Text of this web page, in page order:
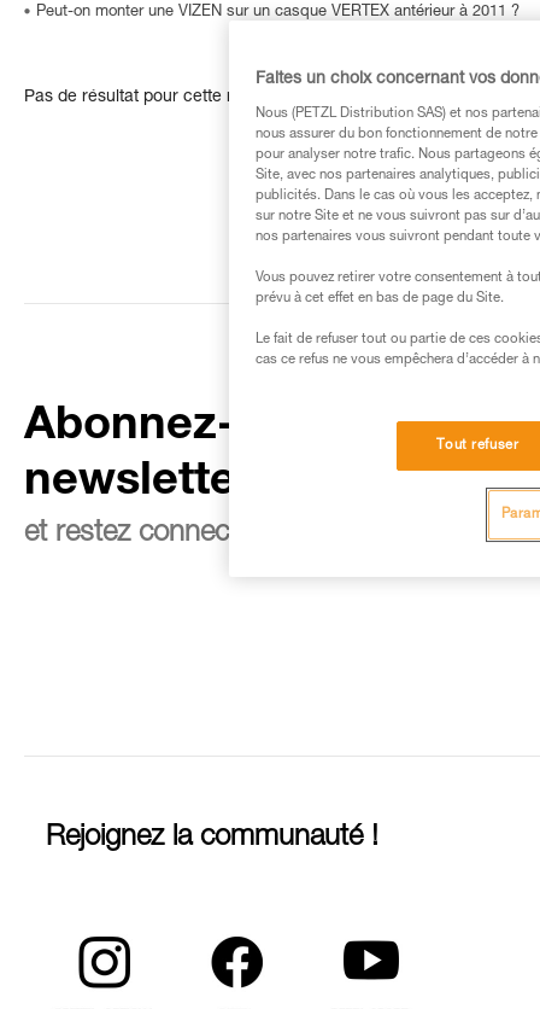
Peut-on monter une VIZEN sur un casque VERTEX antérieur à 2011 ?
Pas de résultat pour cette recherche
Abonnez-vous à la
newsletter
et restez connecté à notre actualité
Rejoignez la communauté !
Faites un choix concernant vos
Nous (PETZL Distribution SAS) et nos
nous assurer du bon fonctionnement de
pour analyser notre trafic. Nous partageons
Site, avec nos partenaires analytiques,
publicités. Dans le cas où vous les
sur notre Site et ne vous suivront pas sur
nos partenaires vous suivront pendant toute
Vous pouvez retirer votre consentement à
prévu à cet effet en bas de page du Site.
Le fait de refuser tout ou partie de ces
cas ce refus ne vous empêchera d’accéder à
Tout refuser